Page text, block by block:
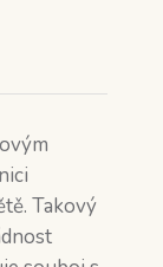
Takový